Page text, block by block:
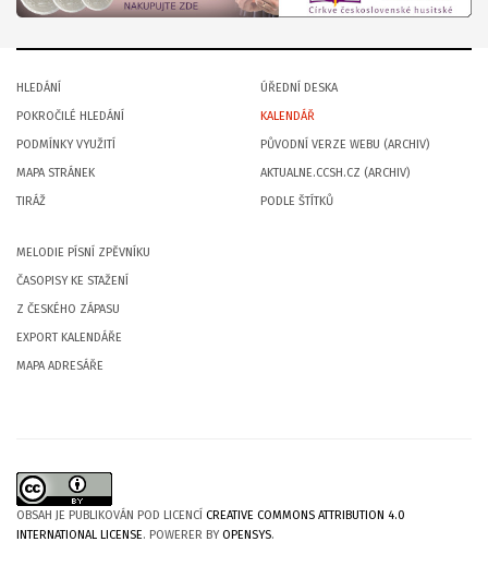
HLEDÁNÍ
POKROČILÉ HLEDÁNÍ
PODMÍNKY VYUŽITÍ
MAPA STRÁNEK
TIRÁŽ
ÚŘEDNÍ DESKA
KALENDÁŘ
PŮVODNÍ VERZE WEBU (ARCHIV)
AKTUALNE.CCSH.CZ (ARCHIV)
PODLE ŠTÍTKŮ
MELODIE PÍSNÍ ZPĚVNÍKU
ČASOPISY KE STAŽENÍ
Z ČESKÉHO ZÁPASU
EXPORT KALENDÁŘE
MAPA ADRESÁŘE
OBSAH JE PUBLIKOVÁN POD LICENCÍ CREATIVE COMMONS ATTRIBUTION 4.0
INTERNATIONAL LICENSE. POWERER BYOPENSYS.